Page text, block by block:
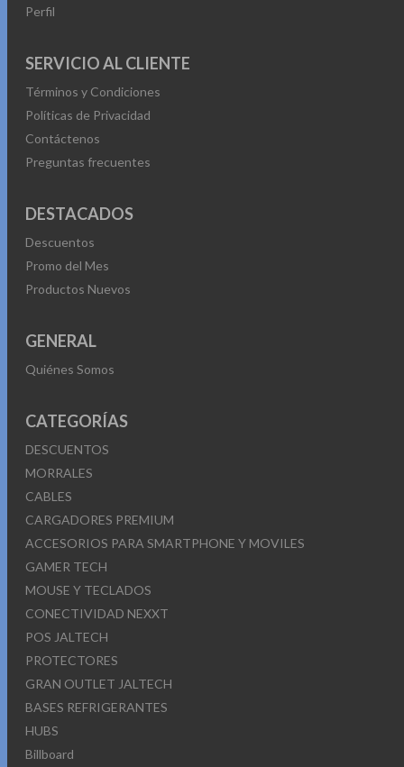
Perfil
SERVICIO AL CLIENTE
Términos y Condiciones
Políticas de Privacidad
Contáctenos
Preguntas frecuentes
DESTACADOS
Descuentos
Promo del Mes
Productos Nuevos
GENERAL
Quiénes Somos
CATEGORÍAS
DESCUENTOS
MORRALES
CABLES
CARGADORES PREMIUM
ACCESORIOS PARA SMARTPHONE Y MOVILES
GAMER TECH
MOUSE Y TECLADOS
CONECTIVIDAD NEXXT
POS JALTECH
PROTECTORES
GRAN OUTLET JALTECH
BASES REFRIGERANTES
HUBS
Billboard